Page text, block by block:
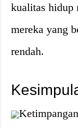
kualitas hidup
mereka yang
rendah.